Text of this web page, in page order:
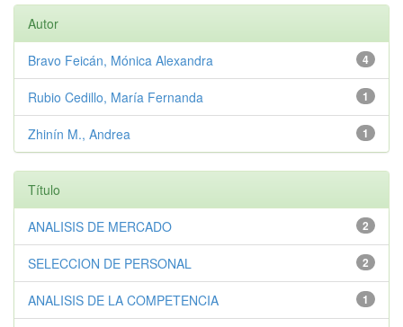
Autor
4
Bravo Feicán, Mónica Alexandra
1
Rubio Cedillo, María Fernanda
1
Zhinín M., Andrea
Título
2
ANALISIS DE MERCADO
2
SELECCION DE PERSONAL
1
ANALISIS DE LA COMPETENCIA